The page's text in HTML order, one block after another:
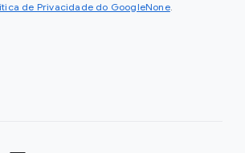
de Privacidade do GoogleNone.